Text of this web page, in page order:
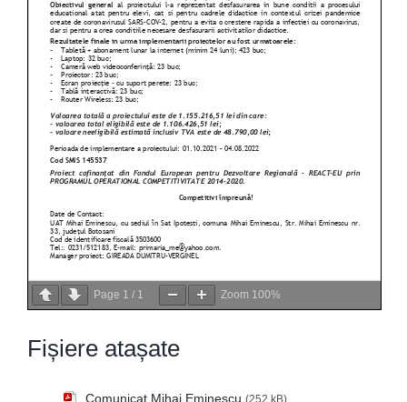
Page 1 / 1 Zoom 100%
Fișiere atașate
Comunicat Mihai Eminescu (252 kB)